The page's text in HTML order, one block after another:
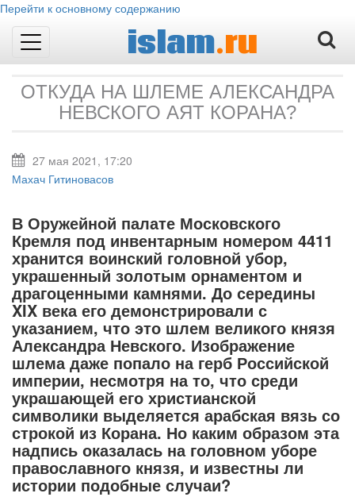
Перейти к основному содержанию
Toggle
islam.ru
ОТКУДА НА ШЛЕМЕ АЛЕКСАНДРА
НЕВСКОГО АЯТ КОРАНА?
27 мая 2021, 17:20
Махач Гитиновасов
В Оружейной палате Московского
Кремля под инвентарным номером 4411
хранится воинский головной убор,
украшенный золотым орнаментом и
драгоценными камнями. До середины
XIX века его демонстрировали с
указанием, что это шлем великого князя
Александра Невского. Изображение
шлема даже попало на герб Российской
империи, несмотря на то, что среди
украшающей его христианской
символики выделяется арабская вязь со
строкой из Корана. Но каким образом эта
надпись оказалась на головном уборе
православного князя, и известны ли
истории подобные случаи?